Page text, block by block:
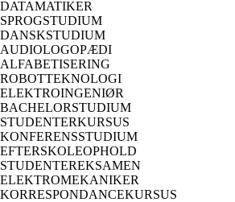
DATAMATIKER
SPROGSTUDIUM
DANSKSTUDIUM
AUDIOLOGOPÆDI
ALFABETISERING
ROBOTTEKNOLOGI
ELEKTROINGENIØR
BACHELORSTUDIUM
STUDENTERKURSUS
KONFERENSSTUDIUM
EFTERSKOLEOPHOLD
STUDENTEREKSAMEN
ELEKTROMEKANIKER
KORRESPONDANCEKURSUS